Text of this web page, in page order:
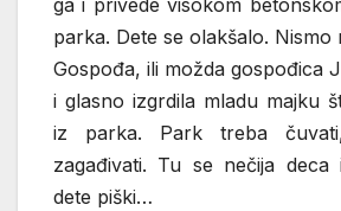
ga i privede visokom
parka. Dete se olakšalo. Nismo
Gospođa, ili možda gospođica
i glasno izgrdila mladu majku
iz parka. Park treba
zagađivati. Tu se nečija deca
dete piški…